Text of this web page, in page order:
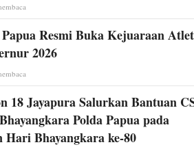
Resmi Buka Kejuaraan
2026
18 Jayapura Salurkan Bantuan
Polda Papua pada
Hari Bhayangkara ke-80